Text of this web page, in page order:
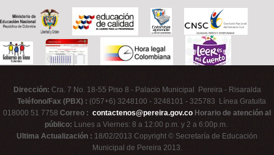
Dirección: Cra. 7 No. 18-55 Piso 8 - Palacio Municipal Pereira - Risaralda
Teléfono/Fax (PBX) : (057+6) 3248100 - 3248101 - 325783 Línea Gratuita
018000 51 7758 Correo : contactenos@pereira.gov.co Horario de atención al
público: Lunes a Viernes: 8 a 12:00 p.m. y 2 a 6:00p.m.
Ultima Actualización : 18/02/2013 Copyright © Secretaría de Educación
Municipal de Pereira 2013.